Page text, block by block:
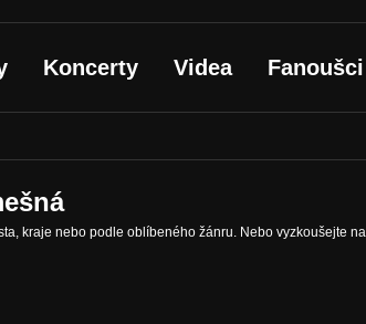
Koncerty Videa Fanoušci
kraje nebo podle oblíbeného žánru. Nebo vyzkoušejte